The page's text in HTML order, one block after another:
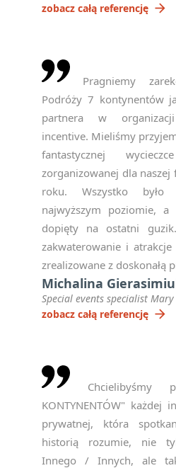
zobacz całą referencję arrow_forward
Pragniemy
Podróży 7 kontynentów
partnera w
incentive. Mieliśmy
fantastycznej
zorganizowanej dla
roku. Wszystko było
najwyższym poziomie, a
dopięty na ostatni
zakwaterowanie i
zrealizowane z doskonałą
Michalina
Special events specialist
zobacz całą referencję arrow_forward
Chcielibyśmy
KONTYNENTÓW" każdej
prywatnej, która
historią rozumie, nie
Innego / Innych, ale